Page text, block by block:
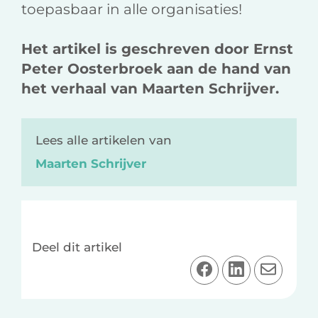
toepasbaar in alle organisaties!
Het artikel is geschreven door Ernst
Peter Oosterbroek aan de hand van
het verhaal van Maarten Schrijver.
Lees alle artikelen van
Maarten Schrijver
Deel dit artikel
D
e
D
e
D
e